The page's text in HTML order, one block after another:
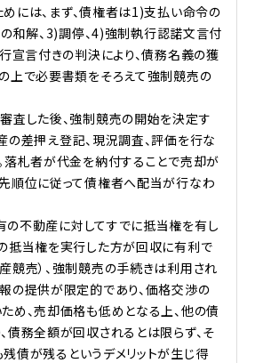
には、まず、債権者は1)支払い命令の
和解、3)調停、4)強制執行認諾文言付
宣言付きの判決により、債務名義の獲
上で必要書類をそろえて強制競売の
査した後、強制競売の開始を決定す
の差押え登記、現況調査、評価を行な
落札者が代金を納付することで売却が
順位に従って債権者へ配当が行なわ
の不動産に対してすでに抵当権を有し
抵当権を実行した方が回収に有利で
競売）、強制競売の手続きは利用され
の提供が限定的であり、価格交渉の
め、売却価格も低めとなる上、他の債
債務全額が回収されるとは限らず、そ
残債が残るというデメリットが生じ得